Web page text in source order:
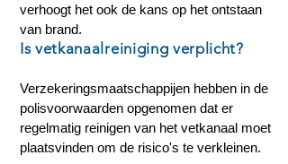
verhoogt het ook de kans op het ontstaan
van brand.
Verzekeringsmaatschappijen hebben in de
polisvoorwaarden opgenomen dat er
regelmatig reinigen van het vetkanaal moet
plaatsvinden om de risico's te verkleinen.
Is vetkanaalreiniging verplicht?